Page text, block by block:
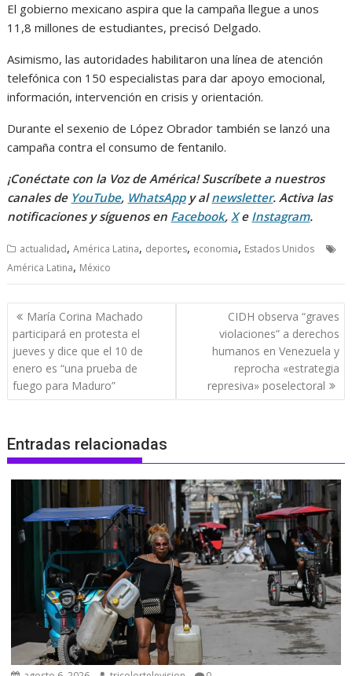
El gobierno mexicano aspira que la campaña llegue a unos
11,8 millones de estudiantes, precisó Delgado.
Asimismo, las autoridades habilitaron una línea de atención
telefónica con 150 especialistas para dar apoyo emocional,
información, intervención en crisis y orientación.
Durante el sexenio de López Obrador también se lanzó una
campaña contra el consumo de fentanilo.
¡Conéctate con la Voz de América! Suscríbete a nuestros
canales de YouTube, WhatsApp y al newsletter. Activa las
notificaciones y síguenos en Facebook, X e Instagram.
actualidad,América Latina, deportes, economia, Estados Unidos
América Latina, México
Navegación
de
entradas
María Corina Machado
participará en protesta el
jueves y dice que el 10 de
enero es “una prueba de
fuego para Maduro”
CIDH observa “graves
violaciones” a derechos
humanos en Venezuela y
reprocha «estrategia
represiva» poselectoral
Entradas relacionadas